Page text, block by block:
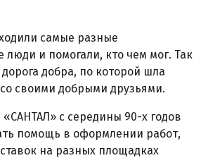
самые разные
и помогали, кто чем мог. Так
добра, по которой шла
своими добрыми друзьями.
с середины 90-х годов
помощь в оформлении работ,
на разных площадках